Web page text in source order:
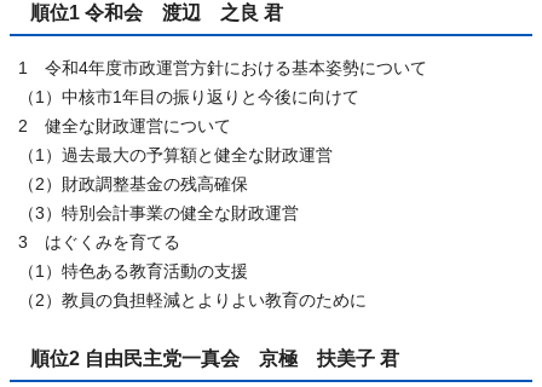
順位1 令和会 渡辺 之良 君
1 令和4年度市政運営方針における基本姿勢について
（1）中核市1年目の振り返りと今後に向けて
2 健全な財政運営について
（1）過去最大の予算額と健全な財政運営
（2）財政調整基金の残高確保
（3）特別会計事業の健全な財政運営
3 はぐくみを育てる
（1）特色ある教育活動の支援
（2）教員の負担軽減とよりよい教育のために
順位2 自由民主党一真会 京極 扶美子 君